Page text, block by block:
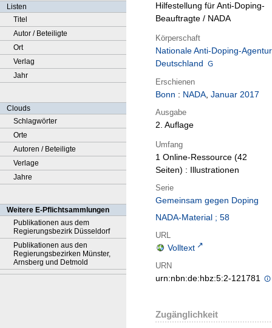
Listen
Titel
Autor / Beteiligte
Ort
Verlag
Jahr
Clouds
Schlagwörter
Orte
Autoren / Beteiligte
Verlage
Jahre
Weitere E-Pflichtsammlungen
Publikationen aus dem
Regierungsbezirk Düsseldorf
Publikationen aus den
Regierungsbezirken Münster,
Arnsberg und Detmold
Hilfestellung für Anti-Doping-
Beauftragte / NADA
Körperschaft
Nationale Anti-Doping-Agentur
Deutschland
Erschienen
Bonn : NADA, Januar 2017
Ausgabe
2. Auflage
Umfang
1 Online-Ressource (42
Seiten) : Illustrationen
Serie
Gemeinsam gegen Doping
NADA-Material ; 58
URL
Volltext
URN
urn:nbn:de:hbz:5:2-121781
Zugänglichkeit